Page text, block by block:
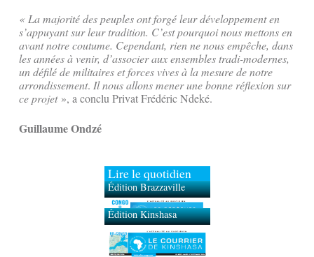
« La majorité des peuples ont forgé leur développement en
s’appuyant sur leur tradition. C’est pourquoi nous mettons en
avant notre coutume. Cependant, rien ne nous empêche, dans
les années à venir, d’associer aux ensembles tradi-modernes,
un défilé de militaires et forces vives à la mesure de notre
arrondissement. Il nous allons mener une bonne réflexion sur
ce projet», a conclu Privat Frédéric Ndeké.
Guillaume Ondzé
Lire le quotidien
Édition Brazzaville
Édition Kinshasa